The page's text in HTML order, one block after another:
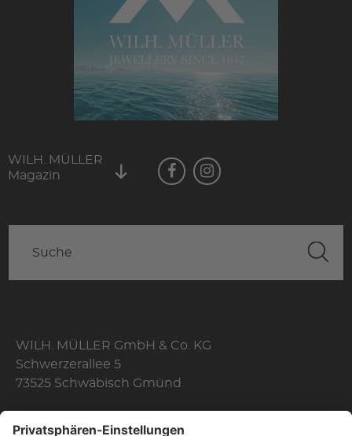
WILH. MÜLLER
Magazin
WILH. MÜLLER GmbH & Co. KG
Schwerzerallee 5
73525 Schwäbisch Gmünd